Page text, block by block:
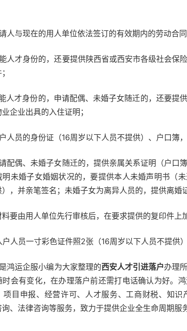
人与现在的用人单位依法签订的有效期内的劳动
人才身份的，还要提供陕西省或西安市各级社会保
能人才身份的，申请配偶、未婚子女随迁的，还要提
企业出具的入住证明；
人员的身份证（16周岁以下人员不提供）、户口簿，
配偶、未婚子女随迁的，提供亲属关系证明（户口
明未婚子女婚姻状况的，要提供本人未婚声明书（
，并亲笔签名；未婚子女为离异人员的，提供离婚证
料要由用人单位先行审核后，在要求提供的复印件上
户人员一寸彩色证件照2张（16周岁以下人员不提供）
鸿运企服小编为大家整理的西安人才引进落户办理
时会有变化，在办理落户前还需打电话确认为好。
项目申报、经营许可、人才服务、工商财税、知
、法律咨询等服务，致力于提供企业全生命周期服